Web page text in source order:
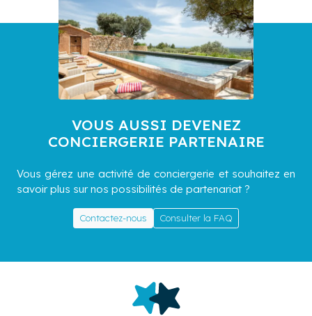
VOUS AUSSI DEVENEZ
CONCIERGERIE PARTENAIRE
Vous gérez une activité de conciergerie et souhaitez en
savoir plus sur nos possibilités de partenariat ?
Contactez-nous Consulter la FAQ